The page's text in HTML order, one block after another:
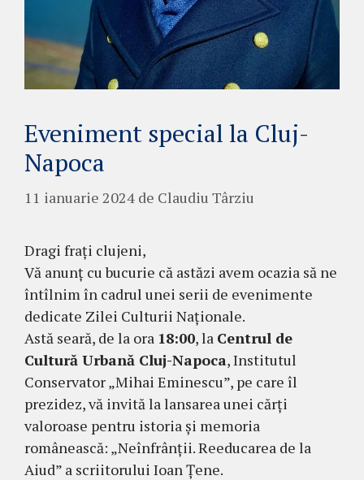
Eveniment special la Cluj-
Napoca
11 ianuarie 2024 de Claudiu Târziu
Dragi frați clujeni,
Vă anunț cu bucurie că astăzi avem ocazia să ne
întîlnim în cadrul unei serii de evenimente
dedicate Zilei Culturii Naționale.
Astă seară, de la ora 18:00, la Centrul de
Cultură Urbană Cluj-Napoca, Institutul
Conservator „Mihai Eminescu”, pe care îl
prezidez, vă invită la lansarea unei cărți
valoroase pentru istoria și memoria
românească: „Neînfrânții. Reeducarea de la
Aiud” a scriitorului Ioan Țene.